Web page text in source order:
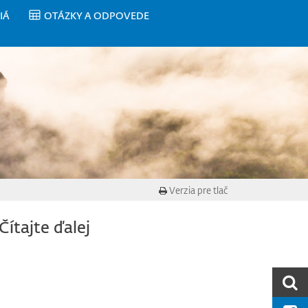
OTÁZKY A ODPOVEDE
Verzia pre tlač
ďalej